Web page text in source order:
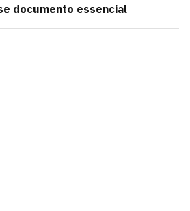
documento essencial